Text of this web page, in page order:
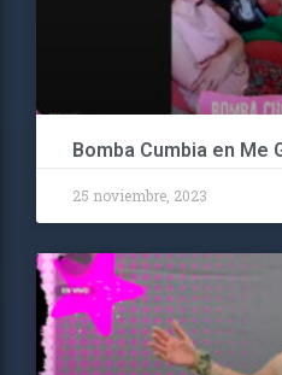
Bomba Cumbia en Me
25 noviembre, 2023